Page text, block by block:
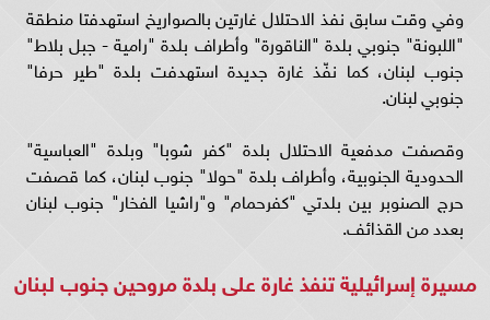
وفي وقت سابق نفذ الاحتلال غارتين بالصواريخ استهدفتا منطقة
"اللبونة" جنوبي بلدة "الناقورة" وأطراف بلدة "رامية - جبل بلاط"
جنوب لبنان، كما نفّذ غارة جديدة استهدفت بلدة "طير حرفا"
جنوبي لبنان.
وقصفت مدفعية الاحتلال بلدة "كفر شوبا" وبلدة "العباسية"
الحدودية الجنوبية، وأطراف بلدة "حولا" جنوب لبنان، كما قصفت
حرج الصنوبر بين بلدتي "كفرحمام" و"راشيا الفخار" جنوب لبنان
بعدد من القذائف.
مسيرة إسرائيلية تنفذ غارة على بلدة مروحين جنوب لبنان